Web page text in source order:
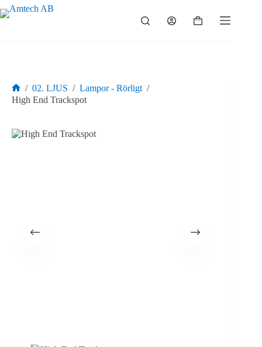
Hoppa
till
Varukorg
Hem
/ 02. LJUS / Lampor - Rörligt /
High End Trackspot